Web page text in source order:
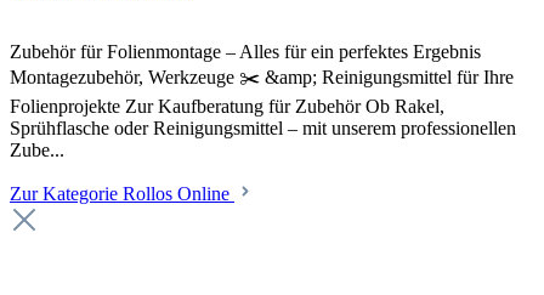
Zubehör für Folienmontage – Alles für ein perfektes Ergebnis
Montagezubehör, Werkzeuge ✂️ &amp; Reinigungsmittel für Ihre
Folienprojekte Zur Kaufberatung für Zubehör Ob Rakel,
Sprühflasche oder Reinigungsmittel – mit unserem professionellen
Zube...
Zur Kategorie Rollos Online